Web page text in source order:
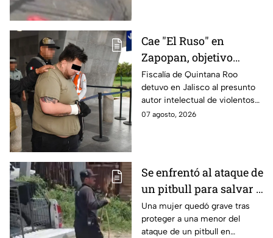
Cae "El Ruso" en
Zapopan, objetivo
prioritario en Playa del
Carmen
Fiscalía de Quintana Roo
detuvo en Jalisco al presunto
autor intelectual de violentos
ataques en fraccionamientos
07 agosto, 2026
Se enfrentó al ataque de
un pitbull para salvar a
una menor; hoy lucha
por su vida en Zapopan
Una mujer quedó grave tras
proteger a una menor del
ataque de un pitbull en